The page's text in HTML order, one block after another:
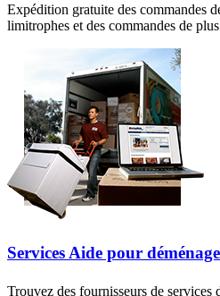
Expédition gratuite des commandes
limitrophes et des commandes de
Services Aide pour
Trouvez des fournisseurs de services